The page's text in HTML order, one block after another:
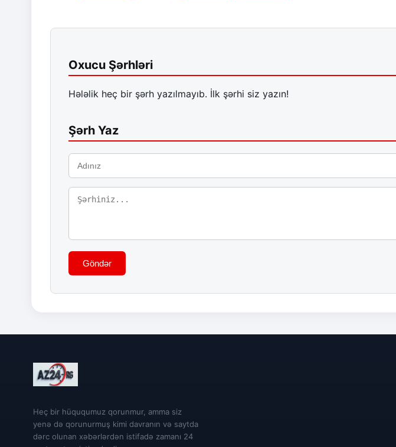
Oxucu Şərhləri
Hələlik heç bir şərh yazılmayıb. İlk şərhi siz yazın!
Şərh Yaz
Göndər
Heç bir hüququmuz qorunmur, amma siz
yenə də qorunurmuş kimi davranın və saytda
dərc olunan xəbərlərdən istifadə zamanı 24